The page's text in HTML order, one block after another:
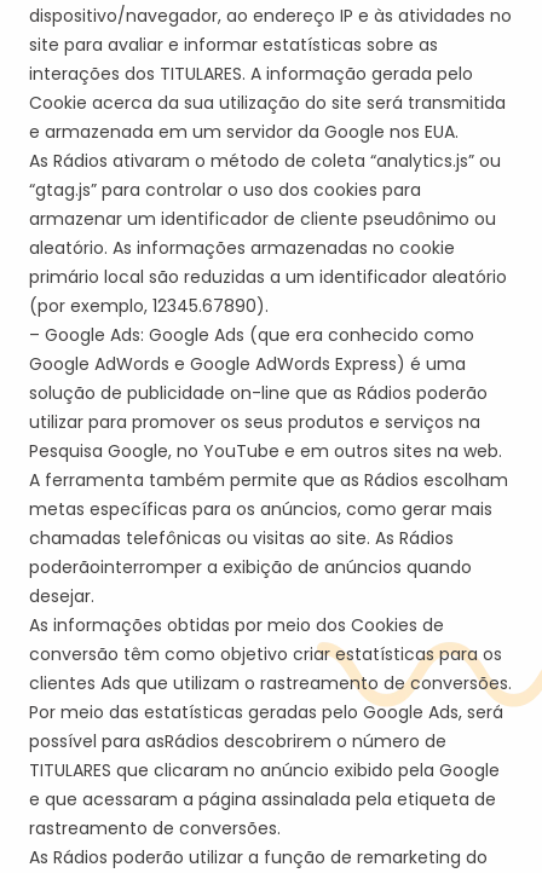
dispositivo/navegador, ao endereço IP e às atividades no
site para avaliar e informar estatísticas sobre as
interações dos TITULARES. A informação gerada pelo
Cookie acerca da sua utilização do site será transmitida
e armazenada em um servidor da Google nos EUA.
As Rádios ativaram o método de coleta “analytics.js” ou
“gtag.js” para controlar o uso dos cookies para
armazenar um identificador de cliente pseudônimo ou
aleatório. As informações armazenadas no cookie
primário local são reduzidas a um identificador aleatório
(por exemplo, 12345.67890).
– Google Ads: Google Ads (que era conhecido como
Google AdWords e Google AdWords Express) é uma
solução de publicidade on-line que as Rádios poderão
utilizar para promover os seus produtos e serviços na
Pesquisa Google, no YouTube e em outros sites na web.
A ferramenta também permite que as Rádios escolham
metas específicas para os anúncios, como gerar mais
chamadas telefônicas ou visitas ao site. As Rádios
poderãointerromper a exibição de anúncios quando
desejar.
As informações obtidas por meio dos Cookies de
conversão têm como objetivo criar estatísticas para os
clientes Ads que utilizam o rastreamento de conversões.
Por meio das estatísticas geradas pelo Google Ads, será
possível para asRádios descobrirem o número de
TITULARES que clicaram no anúncio exibido pela Google
e que acessaram a página assinalada pela etiqueta de
rastreamento de conversões.
As Rádios poderão utilizar a função de remarketing do